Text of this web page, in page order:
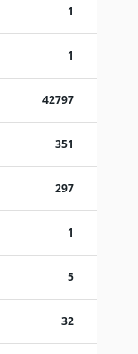
1
1
42797
351
297
1
5
32